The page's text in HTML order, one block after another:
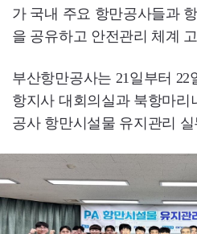
가 국내 주요 항만공사들과
을 공유하고 안전관리 체계
부산항만공사는 21일부터
항지사 대회의실과 북항마리
공사 항만시설물 유지관리